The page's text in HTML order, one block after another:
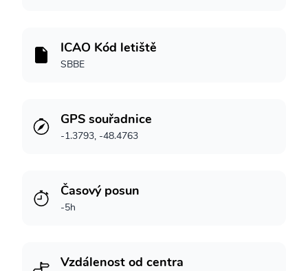
ICAO Kód letiště
SBBE
GPS souřadnice
-1.3793, -48.4763
Časový posun
-5h
Vzdálenost od centra